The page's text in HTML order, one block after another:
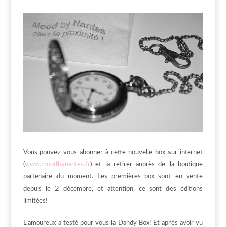
Vous pouvez vous abonner à cette nouvelle box sur internet
(www.moodbynantes.fr) et la retirer auprès de la boutique
partenaire du moment. Les premières box sont en vente
depuis le 2 décembre, et attention, ce sont des éditions
limitées!
L’amoureux a testé pour vous la Dandy Box! Et après avoir vu